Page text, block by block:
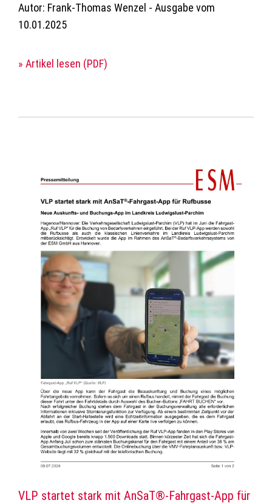
Autor: Frank-Thomas Wenzel - Ausgabe vom
10.01.2025
» Artikel lesen (PDF)
VLP startet stark mit AnSaT®-Fahrgast-App für